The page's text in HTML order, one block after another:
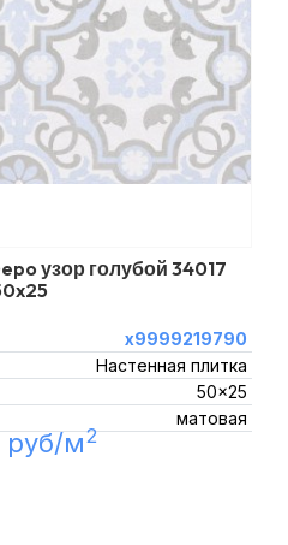
узор голубой 34017
х9999219790
Настенная плитка
50x25
матовая
руб/м2